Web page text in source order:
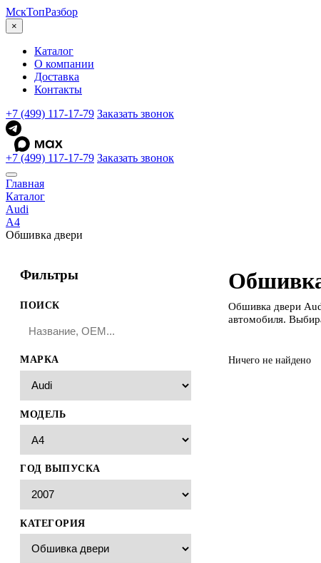
МскТопРазбор
×
Каталог
О компании
Доставка
Контакты
+7 (499) 117-17-79 Заказать звонок
+7 (499) 117-17-79 Заказать звонок
Главная
Каталог
Audi
A4
Обшивка двери
Фильтры
ПОИСК
МАРКА
МОДЕЛЬ
ГОД ВЫПУСКА
КАТЕГОРИЯ
Обшивка двери
автомобиля.
Ничего не найдено